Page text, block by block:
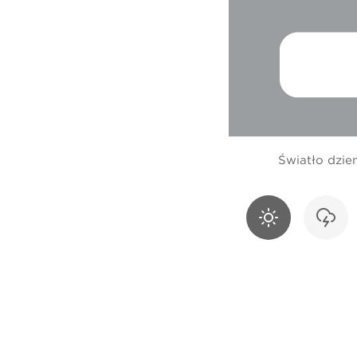
Światło